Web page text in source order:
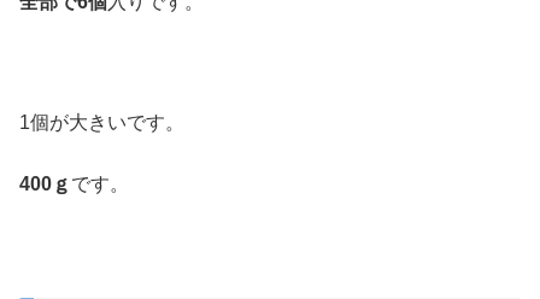
1個が大きいです。
400ｇ です。